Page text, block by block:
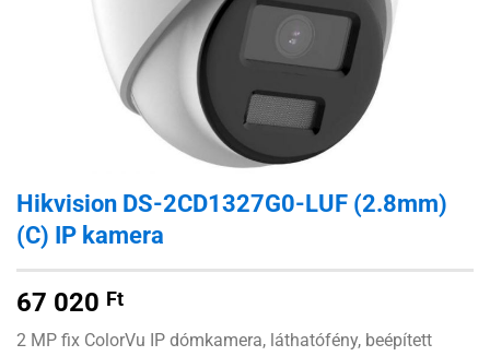
Hikvision DS-2CD1327G0-LUF (2.8mm)
(C) IP kamera
67 020 Ft
2 MP fix ColorVu IP dómkamera, láthatófény, beépített